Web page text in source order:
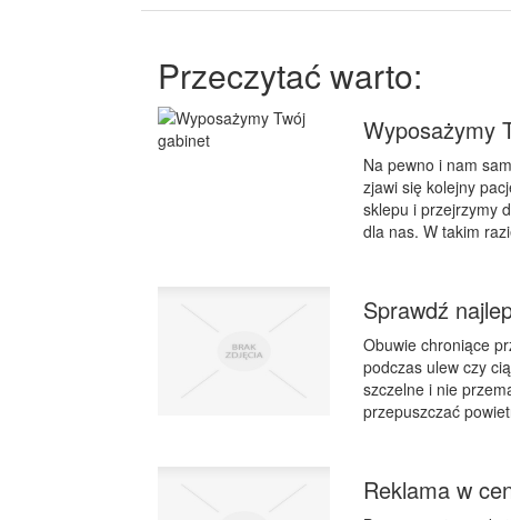
Przeczytać warto:
Wyposażymy
Na pewno i nam
zjawi się kolejny
sklepu i przejrzymy
dla nas. W takim
Sprawdź
Obuwie chroniące
podczas ulew czy
szczelne i nie
przepuszczać
Reklama w